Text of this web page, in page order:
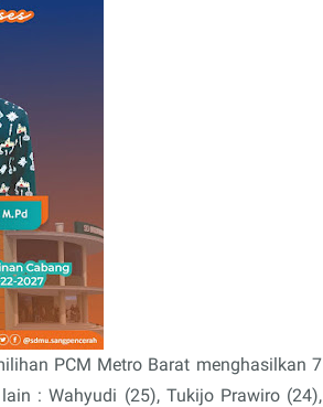
PCM Metro Barat menghasilkan 7
: Wahyudi (25), Tukijo Prawiro (24),